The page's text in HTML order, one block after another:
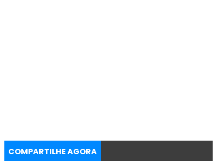
COMPARTILHE AGORA